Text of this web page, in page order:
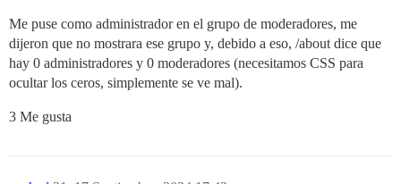
Me puse como administrador en el grupo de moderadores, me
dijeron que no mostrara ese grupo y, debido a eso, /about dice que
hay 0 administradores y 0 moderadores (necesitamos CSS para
ocultar los ceros, simplemente se ve mal).
3 Me gusta